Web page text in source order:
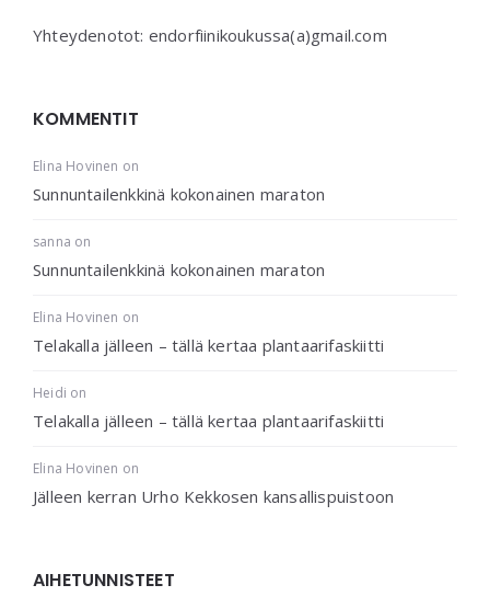
Yhteydenotot: endorfiinikoukussa(a)gmail.com
KOMMENTIT
Elina Hovinen on
Sunnuntailenkkinä kokonainen maraton
sanna on
Sunnuntailenkkinä kokonainen maraton
Elina Hovinen on
Telakalla jälleen – tällä kertaa plantaarifaskiitti
Heidi on
Telakalla jälleen – tällä kertaa plantaarifaskiitti
Elina Hovinen on
Jälleen kerran Urho Kekkosen kansallispuistoon
AIHETUNNISTEET